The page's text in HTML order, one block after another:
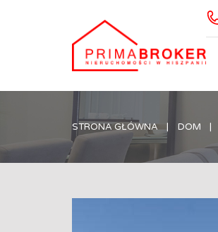
STRONA GŁÓWNA DOM